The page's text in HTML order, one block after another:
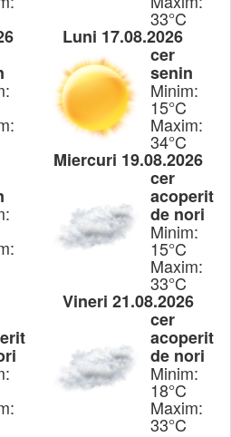
33°C
Luni 17.08.2026
cer
senin
Minim:
15°C
Maxim:
34°C
Miercuri 19.08.2026
cer
acoperit
de nori
Minim:
15°C
Maxim:
33°C
Vineri 21.08.2026
cer
acoperit
de nori
Minim:
18°C
Maxim:
33°C